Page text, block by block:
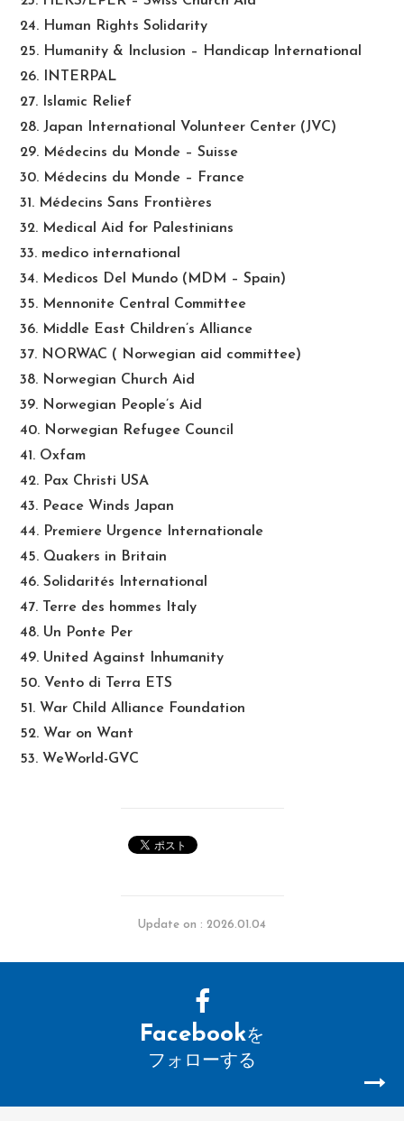
24. Human Rights Solidarity
25. Humanity & Inclusion – Handicap International
26. INTERPAL
27. Islamic Relief
28. Japan International Volunteer Center (JVC)
29. Médecins du Monde – Suisse
30. Médecins du Monde – France
31. Médecins Sans Frontières
32. Medical Aid for Palestinians
33. medico international
34. Medicos Del Mundo (MDM – Spain)
35. Mennonite Central Committee
36. Middle East Children’s Alliance
37. NORWAC ( Norwegian aid committee)
38. Norwegian Church Aid
39. Norwegian People’s Aid
40. Norwegian Refugee Council
41. Oxfam
42. Pax Christi USA
43. Peace Winds Japan
44. Premiere Urgence Internationale
45. Quakers in Britain
46. Solidarités International
47. Terre des hommes Italy
48. Un Ponte Per
49. United Against Inhumanity
50. Vento di Terra ETS
51. War Child Alliance Foundation
52. War on Want
53. WeWorld-GVC
Update on : 2026.01.04
Facebookを
フォローする